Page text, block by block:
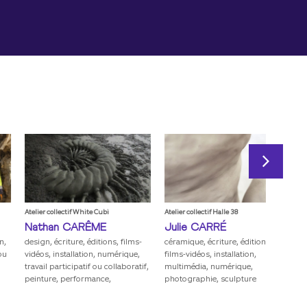
collectif White Cubi
CARÊME
écriture, éditions, films-
installation, numérique,
participatif ou collaboratif,
performance,
Atelier collectif Halle 38
CARRÉ
céramique, écriture, éditions,
films-vidéos, installation,
multimédia, numérique,
photographie, sculpture